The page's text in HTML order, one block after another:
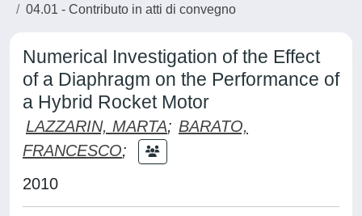
04.01 - Contributo in atti di convegno
Numerical Investigation of the Effect
of a Diaphragm on the Performance of
a Hybrid Rocket Motor
LAZZARIN, MARTA; BARATO,
FRANCESCO;
2010